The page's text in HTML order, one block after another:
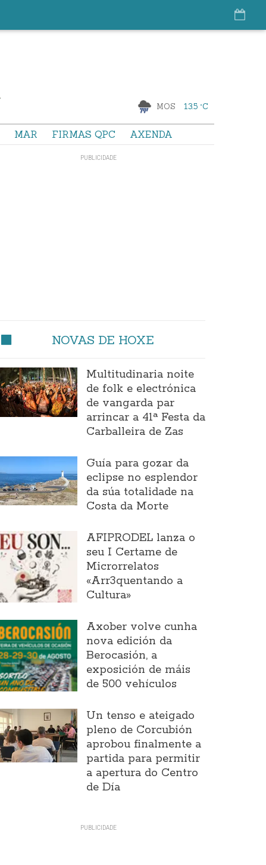
MOS 13.5 °C
MAR FIRMAS QPC AXENDA
NOVAS DE HOXE
Multitudinaria noite
de folk e electrónica
de vangarda par
arrincar a 41ª Festa da
Carballeira de Zas
Guía para gozar da
eclipse no esplendor
da súa totalidade na
Costa da Morte
AFIPRODEL lanza o
seu I Certame de
Microrrelatos
«Arr3quentando a
Cultura»
Axober volve cunha
nova edición da
Berocasión, a
exposición de máis
de 500 vehículos
Un tenso e ateigado
pleno de Corcubión
aprobou finalmente a
partida para permitir
a apertura do Centro
de Día